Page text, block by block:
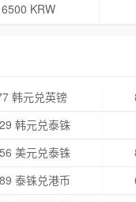
KRW
韩元兑英镑
韩元兑泰铢
美元兑泰铢
泰铢兑港币